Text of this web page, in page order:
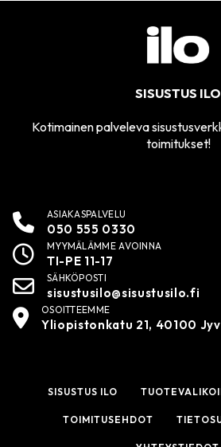
SISUSTUS ILO
Kotimainen palveleva
toimitukset!
ASIAKASPALVELU
050 555 0330
MYYMÄLÄMME AVOINNA
TI-PE 11-17
SÄHKÖPOSTI
sisustusilo@sisustusilo.fi
OSOITTEEMME
Yliopistonkatu 21, 40100
SISUSTUS ILO
TOIMITUSEHDOT